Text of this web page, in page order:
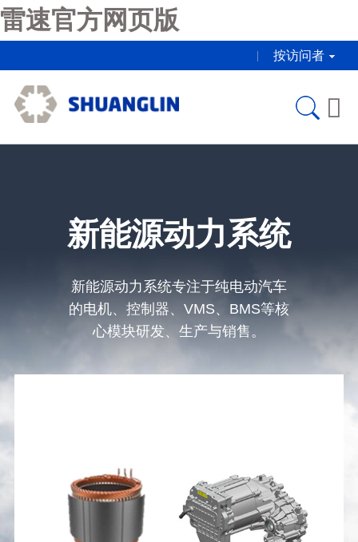
雷速官方网页版
按访问者

新能源动力系统
新能源动力系统专注于纯电动汽车
的电机、控制器、VMS、BMS等核
心模块研发、生产与销售。